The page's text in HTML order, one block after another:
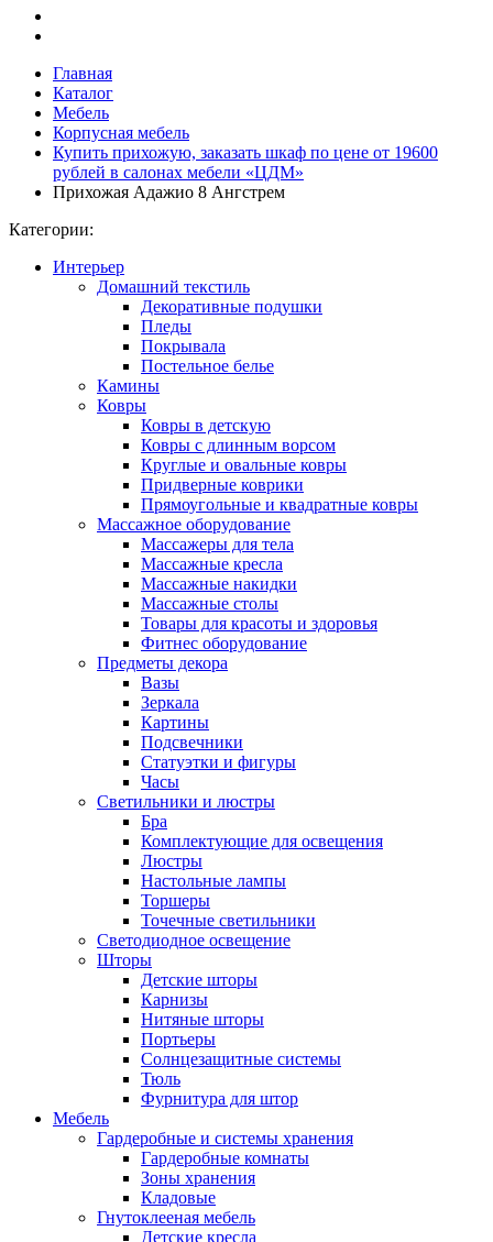
Главная
Каталог
Мебель
Корпусная мебель
Купить прихожую, заказать шкаф по цене от 19600
рублей в салонах мебели «ЦДМ»
Прихожая Адажио 8 Ангстрем
Категории:
Интерьер
Домашний текстиль
Декоративные подушки
Пледы
Покрывала
Постельное белье
Камины
Ковры
Ковры в детскую
Ковры с длинным ворсом
Круглые и овальные ковры
Придверные коврики
Прямоугольные и квадратные ковры
Массажное оборудование
Массажеры для тела
Массажные кресла
Массажные накидки
Массажные столы
Товары для красоты и здоровья
Фитнес оборудование
Предметы декора
Вазы
Зеркала
Картины
Подсвечники
Статуэтки и фигуры
Часы
Светильники и люстры
Бра
Комплектующие для освещения
Люстры
Настольные лампы
Торшеры
Точечные светильники
Светодиодное освещение
Шторы
Детские шторы
Карнизы
Нитяные шторы
Портьеры
Солнцезащитные системы
Тюль
Фурнитура для штор
Мебель
Гардеробные и системы хранения
Гардеробные комнаты
Зоны хранения
Кладовые
Гнутоклееная мебель
Детские кресла